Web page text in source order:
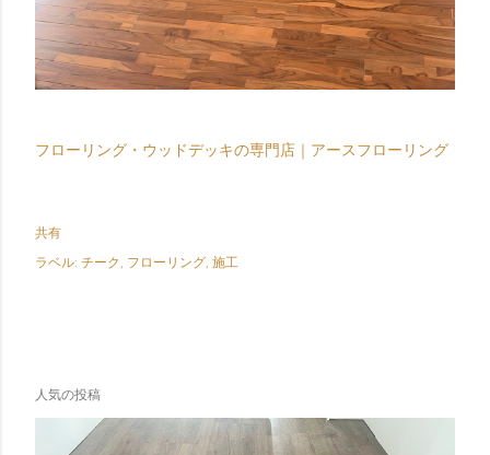
フローリング・ウッドデッキの専門店｜アースフローリング
共有
ラベル: チーク フローリング 施工
人気の投稿